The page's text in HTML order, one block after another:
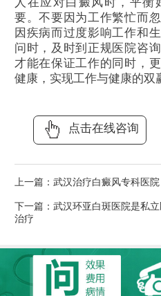
要。不要因为工作繁忙而
因疾病而过度影响工作和
问时，及时到正规医院咨
才能在保证工作的同时，
健康，实现工作与健康的双
点击在线咨询
上一篇： 武汉治疗白癜风专科医
下一篇： 武汉环亚白斑医院是私
治疗